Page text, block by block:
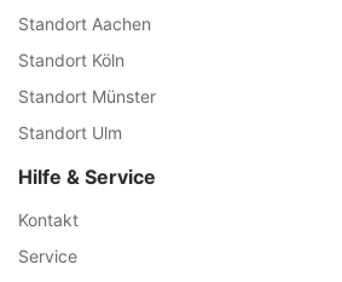
Standort Aachen
Standort Köln
Standort Münster
Standort Ulm
Hilfe & Service
Kontakt
Service